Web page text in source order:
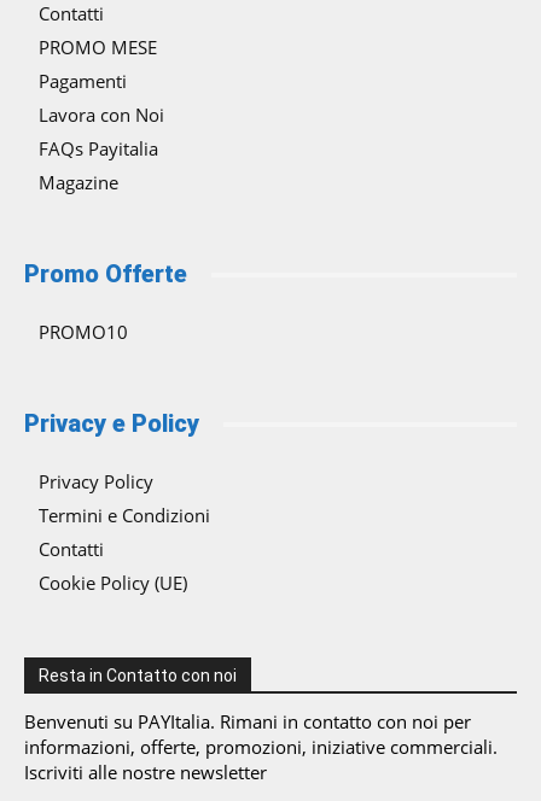
Contatti
PROMO MESE
Pagamenti
Lavora con Noi
FAQs Payitalia
Magazine
Promo Offerte
PROMO10
Privacy e Policy
Privacy Policy
Termini e Condizioni
Contatti
Cookie Policy (UE)
Resta in Contatto con noi
Benvenuti su PAYItalia. Rimani in contatto con noi per
informazioni, offerte, promozioni, iniziative commerciali.
Iscriviti alle nostre newsletter